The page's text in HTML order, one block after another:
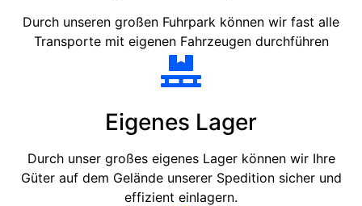
Durch unseren großen Fuhrpark können wir fast alle
Transporte mit eigenen Fahrzeugen durchführen
Eigenes Lager
Durch unser großes eigenes Lager können wir Ihre
Güter auf dem Gelände unserer Spedition sicher und
effizient einlagern.